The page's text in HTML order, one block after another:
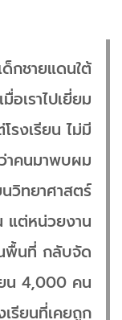
กชายแดนใต้
อเราไปเยี่ยม
รงเรียน ไม่มี
าคนมาพบผม
วิทยาศาสตร์
ต่หน่วยงาน
พื้นที่ กลับจัด
น 4,000 คน
รียนที่เคยถูก